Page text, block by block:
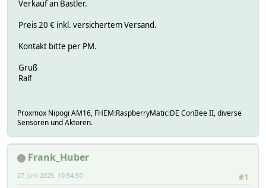
Verkauf an Bastler.
Preis 20 € inkl. versichertem Versand.
Kontakt bitte per PM.
Gruß
Ralf
Proxmox Nipogi AM16, FHEM:RaspberryMatic:DE ConBee II, diverse
Sensoren und Aktoren.
Frank_Huber
#1
27 Juni 2025, 10:54:50